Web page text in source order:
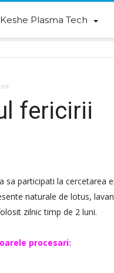
Keshe Plasma Tech
fericirii
sa participati la cercetarea
naturale de lotus,
zilnic timp de 2 luni.
procesari: